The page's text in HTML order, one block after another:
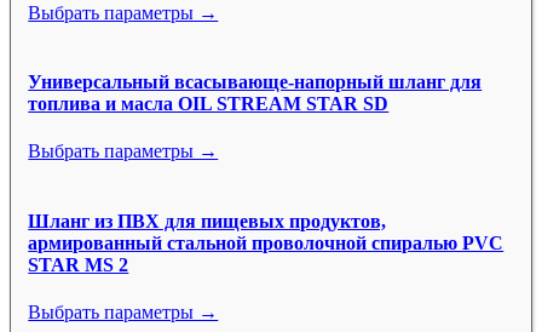
Выбрать параметры →
Универсальный всасывающе-напорный шланг для
топлива и масла OIL STREAM STAR SD
Выбрать параметры →
Шланг из ПВХ для пищевых продуктов,
армированный стальной проволочной спиралью PVC
STAR MS 2
Выбрать параметры →